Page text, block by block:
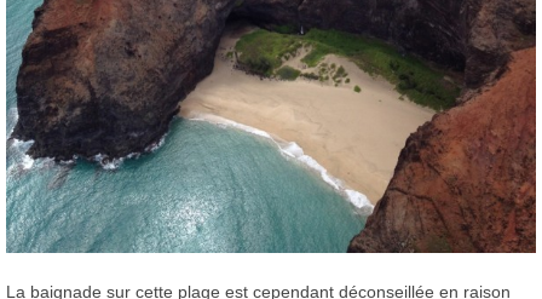
La baignade sur cette plage est cependant déconseillée en raison